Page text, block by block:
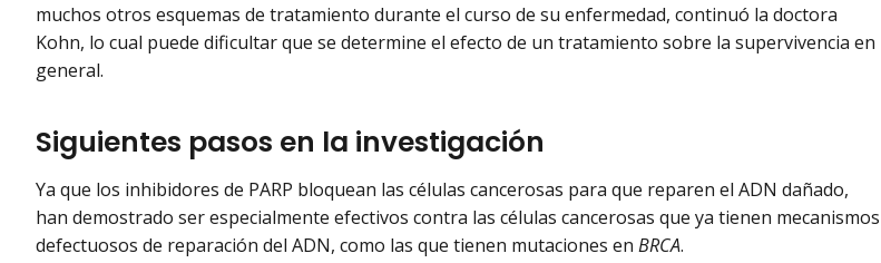
muchos otros esquemas de tratamiento durante el curso de su enfermedad, continuó la doctora
Kohn, lo cual puede dificultar que se determine el efecto de un tratamiento sobre la supervivencia en
general.
Siguientes pasos en la investigación
Ya que los inhibidores de PARP bloquean las células cancerosas para que reparen el ADN dañado,
han demostrado ser especialmente efectivos contra las células cancerosas que ya tienen mecanismos
defectuosos de reparación del ADN, como las que tienen mutaciones en BRCA.